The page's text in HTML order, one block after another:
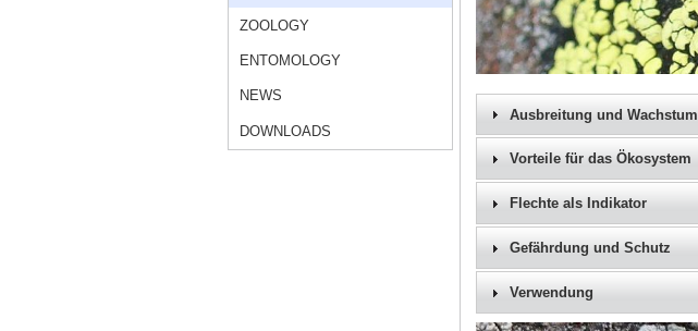
ZOOLOGY
ENTOMOLOGY
NEWS
DOWNLOADS
Ausbreitung und Wachstum
Vorteile für das Ökosystem
Flechte als Indikator
Gefährdung und Schutz
Verwendung